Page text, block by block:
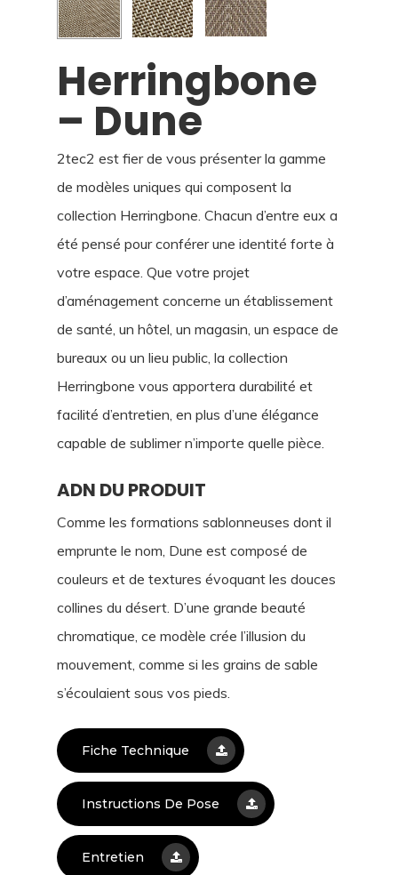
Herringbone
– Dune
2tec2 est fier de vous présenter la gamme
de modèles uniques qui composent la
collection Herringbone. Chacun d’entre eux a
été pensé pour conférer une identité forte à
votre espace. Que votre projet
d’aménagement concerne un établissement
de santé, un hôtel, un magasin, un espace de
bureaux ou un lieu public, la collection
Herringbone vous apportera durabilité et
facilité d’entretien, en plus d’une élégance
capable de sublimer n’importe quelle pièce.
ADN DU PRODUIT
Comme les formations sablonneuses dont il
emprunte le nom, Dune est composé de
couleurs et de textures évoquant les douces
collines du désert. D’une grande beauté
chromatique, ce modèle crée l’illusion du
mouvement, comme si les grains de sable
s’écoulaient sous vos pieds.
Fiche Technique
Instructions De Pose
Entretien